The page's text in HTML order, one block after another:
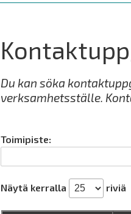
Du kan söka
verksamhetsställe.
Toimipiste:
Näytä kerralla riviä